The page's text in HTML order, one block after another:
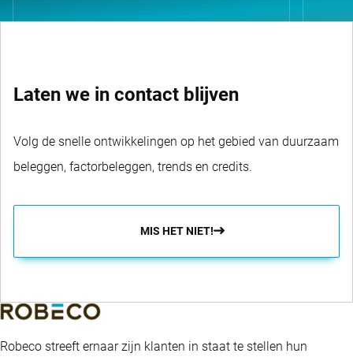
Laten we in contact blijven
Volg de snelle ontwikkelingen op het gebied van duurzaam
beleggen, factorbeleggen, trends en credits.
MIS HET NIET!
Robeco streeft ernaar zijn klanten in staat te stellen hun